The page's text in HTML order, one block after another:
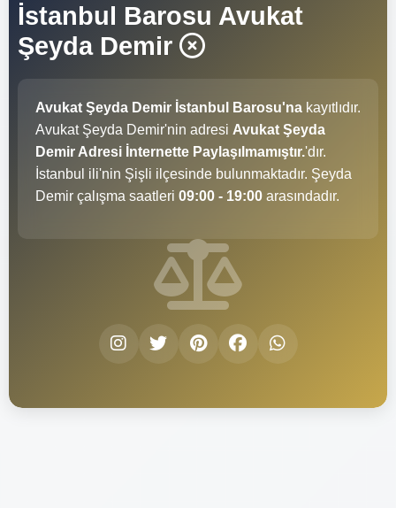
İstanbul Barosu Avukat
Şeyda Demir
Avukat Şeyda Demir İstanbul Barosu'na kayıtlıdır.
Avukat Şeyda Demir'nin adresi Avukat Şeyda
Demir Adresi İnternette Paylaşılmamıştır.'dır.
İstanbul ili'nin Şişli ilçesinde bulunmaktadır. Şeyda
Demir çalışma saatleri 09:00 - 19:00 arasındadır.